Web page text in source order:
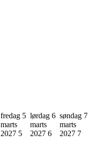
fredag 5
marts
2027 5
lørdag 6
marts
2027 6
søndag 7
marts
2027 7